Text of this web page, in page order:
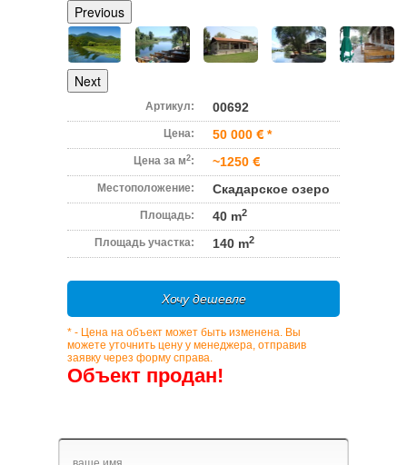
Previous
Next
Артикул: 00692
Цена: 50 000 *
Цена за м2: ~1250
Местоположение: Скадарское озеро
Площадь: 40 m2
Площадь участка: 140 m2
Хочу дешевле
* - Цена на объект может быть изменена. Вы
можете уточнить цену у менеджера, отправив
заявку через форму справа.
Объект продан!